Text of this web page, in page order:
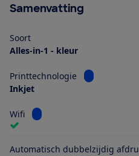
Samenvatting
Soort
Alles-in-1 - kleur
Printtechnologie
Bekijk
Inkjet
Wifi Bekijk informatie voor Wifi
Automatisch dubbelzijdig